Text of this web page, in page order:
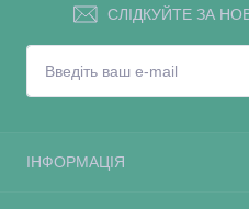
СЛІДКУЙТЕ ЗА
ІНФОРМАЦІЯ